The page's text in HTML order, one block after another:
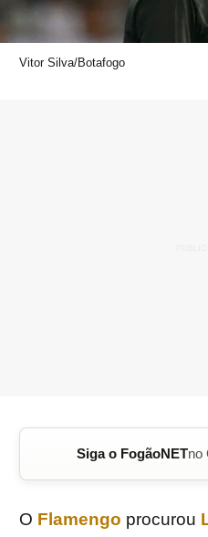
Vitor Silva/Botafogo
Siga o FogãoNETno
O Flamengo procurou